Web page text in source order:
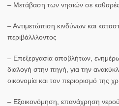
– Μετάβαση των νησιών σε καθαρές
– Αντιμετώπιση κινδύνων και
περιβάλλλοντος
– Επεξεργασία αποβλήτων,
διαλογή στην πηγή, για την
οικονομία και τον περιορισμό της
– Εξοικονόμηση, επανάχρηση νερού